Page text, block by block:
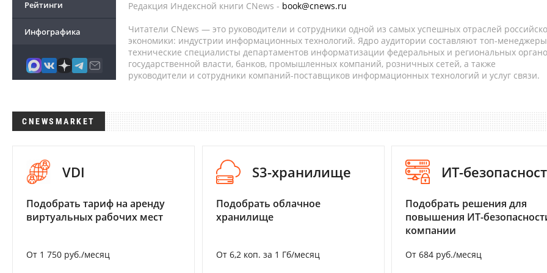
Рейтинги
Инфографика
Редакция Индексной книги CNews - book@cnews.ru
Читатели CNews — это руководители и сотрудники одной из самых успешных отраслей
экономики: индустрии информационных технологий. Ядро аудитории составляют топ-
технические специалисты департаментов информатизации федеральных и региональных
государственной власти, банков, промышленных компаний, розничных сетей, а также
руководители и сотрудники компаний-поставщиков информационных технологий и услуг связи.
CNEWSMARKET
VDI
Подобрать тариф на аренду
виртуальных рабочих мест
От 1 750 руб./месяц
S3-хранилище
Подобрать облачное
хранилище
От 6,2 коп. за 1 Гб/месяц
ИТ-
Подобрать решения для
повышения ИТ-
компании
От 684 руб./месяц